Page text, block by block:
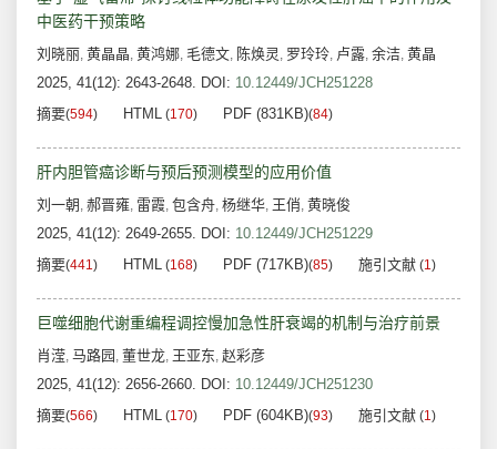
中医药干预策略
刘晓丽, 黄晶晶, 黄鸿娜, 毛德文, 陈焕灵 , 罗玲玲, 卢露, 余洁, 黄晶
2025, 41(12): 2643-2648. DOI: 10.12449/JCH251228
摘要(594) HTML (170) PDF (831KB)(84)
肝内胆管癌诊断与预后预测模型的应用价值
刘一朝 , 郝晋雍, 雷霞, 包含舟, 杨继华, 王俏, 黄晓俊
2025, 41(12): 2649-2655. DOI: 10.12449/JCH251229
摘要(441) HTML (168) PDF (717KB)(85) 施引文献 (1)
巨噬细胞代谢重编程调控慢加急性肝衰竭的机制与治疗前景
肖滢, 马路园 , 董世龙, 王亚东, 赵彩彦
2025, 41(12): 2656-2660. DOI: 10.12449/JCH251230
摘要(566) HTML (170) PDF (604KB)(93) 施引文献 (1)